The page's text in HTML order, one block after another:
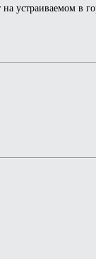
устраиваемом в